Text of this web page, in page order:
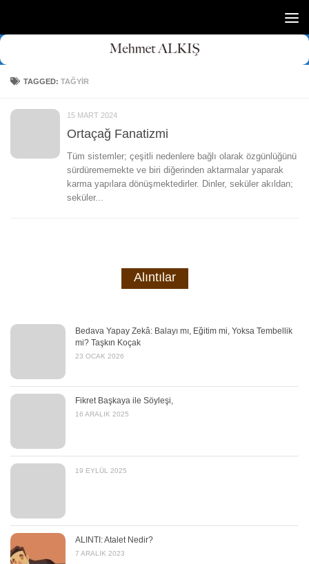
TAGGED:TAĞYIR
15 MART 2024
Ortaçağ Fanatizmi
Tüm sistemler; çeşitli nedenlere bağlı olarak özgünlüğünü
sürdürememekte ve biri diğerinden aktarmalar yaparak
karma yapılara dönüşmektedirler. Dinler, seküler akıldan;
seküler...
Alıntılar
Bedava Yapay Zekâ: Balayı mı, Eğitim mi, Yoksa Tembellik
mi? Taşkın Koçak
23 OCAK 2026
Fikret Başkaya ile Söyleşi,
16 ARALIK 2025
19 EYLÜL 2025
ALINTI: Atalet Nedir?
7 ARALIK 2023